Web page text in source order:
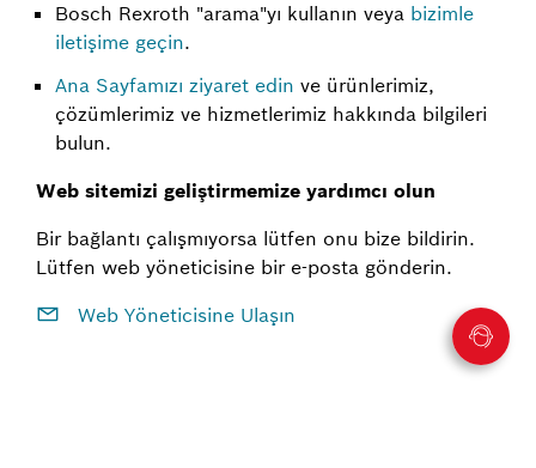
Bosch Rexroth "arama"yı kullanın veya bizimle
iletişime geçin.
Ana Sayfamızı ziyaret edin ve ürünlerimiz,
çözümlerimiz ve hizmetlerimiz hakkında bilgileri
bulun.
Web sitemizi geliştirmemize yardımcı olun
Bir bağlantı çalışmıyorsa lütfen onu bize bildirin.
Lütfen web yöneticisine bir e-posta gönderin.
Web Yöneticisine Ulaşın